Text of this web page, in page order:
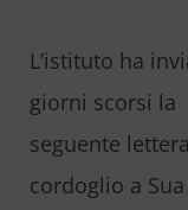
L’istituto ha
giorni scorsi la
seguente
cordoglio a Sua